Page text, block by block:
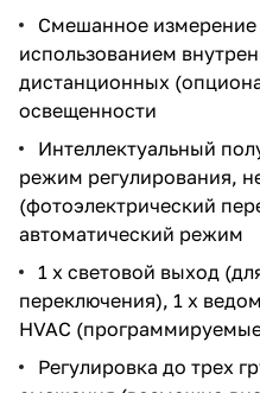
Смешанное измерение
использованием
дистанционных
освещенности
Интеллектуальный
режим регулирования,
(фотоэлектрический
автоматический режим
1 x световой выход
переключения), 1 x
HVAC
Регулировка до трех